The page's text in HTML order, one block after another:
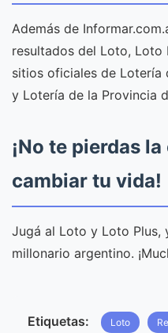
Además de
resultados del Loto, Loto
sitios oficiales de Lotería
y Lotería de la Provincia
¡No te pierdas
cambiar tu vida!
Jugá al Loto y Loto Plus,
millonario argentino.
Etiquetas: Loto